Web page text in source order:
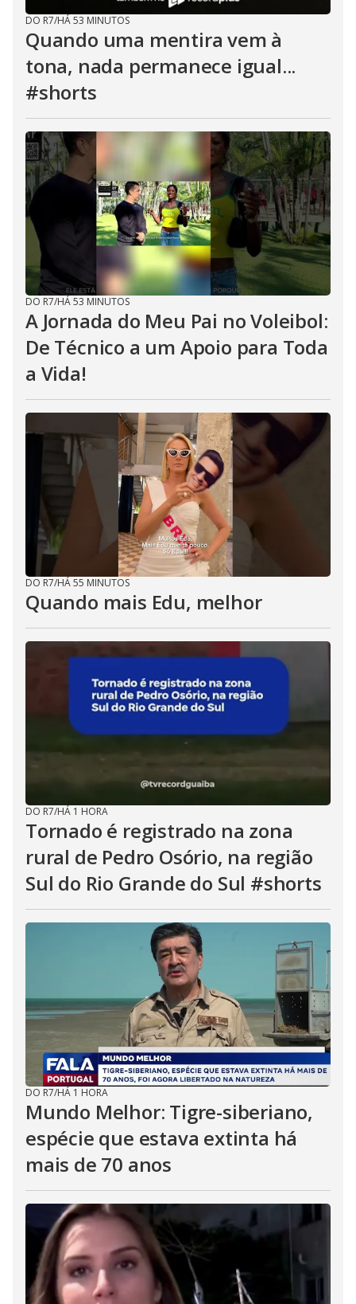
DO R7/HÁ 53 MINUTOS
Quando uma mentira vem à
tona, nada permanece igual...
#shorts
DO R7/HÁ 53 MINUTOS
A Jornada do Meu Pai no Voleibol:
De Técnico a um Apoio para Toda
a Vida!
DO R7/HÁ 55 MINUTOS
Quando mais Edu, melhor
DO R7/HÁ 1 HORA
Tornado é registrado na zona
rural de Pedro Osório, na região
Sul do Rio Grande do Sul #shorts
DO R7/HÁ 1 HORA
Mundo Melhor: Tigre-siberiano,
espécie que estava extinta há
mais de 70 anos